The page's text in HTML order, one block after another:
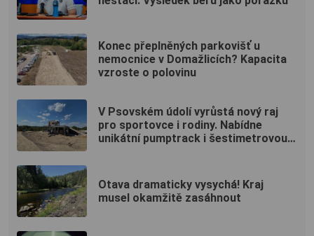
Konec přeplněných parkovišť u
nemocnice v Domažlicích? Kapacita
vzroste o polovinu
V Psovském údolí vyrůstá nový raj
pro sportovce i rodiny. Nabídne
unikátní pumptrack i šestimetrovou
Otava dramaticky vysychá! Kraj
musel okamžitě zasáhnout